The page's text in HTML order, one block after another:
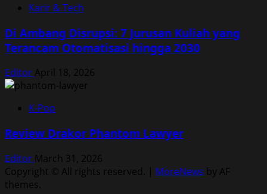
Karir & Tech
Di Ambang Disrupsi: 7 Jurusan Kuliah yang
Terancam Otomatisasi hingga 2030
Editor April 18, 2026
K-Pop
Review Drakor Phantom Lawyer
Editor March 31, 2026
Copyright © All rights reserved. | MoreNews by AF
themes.